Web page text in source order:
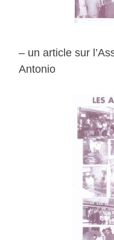
– un article sur
Antonio